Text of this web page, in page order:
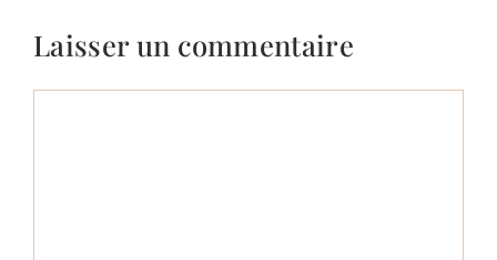
Laisser un commentaire